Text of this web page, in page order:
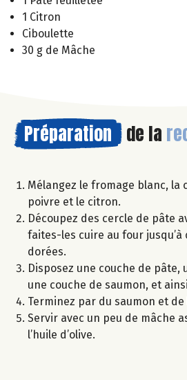
1 Citron
Ciboulette
30 g de Mâche
Préparation de la
Mélangez le fromage blanc, la
poivre et le citron.
Découpez des cercle de pâte
faites-les cuire au four jusqu’à
dorées.
Disposez une couche de pâte,
une couche de saumon, et
Terminez par du saumon et de
Servir avec un peu de mâche
l’huile d’olive.